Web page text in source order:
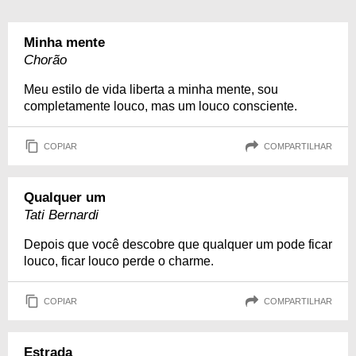
Minha mente
Chorão
Meu estilo de vida liberta a minha mente, sou
completamente louco, mas um louco consciente.
COPIAR COMPARTILHAR
Qualquer um
Tati Bernardi
Depois que você descobre que qualquer um pode ficar
louco, ficar louco perde o charme.
COPIAR COMPARTILHAR
Estrada